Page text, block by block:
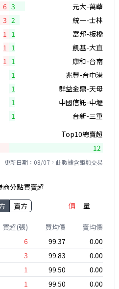
6 3
元大-萬華
3 2
統一-士林
1 1
富邦-板橋
1 1
凱基-大直
1 1
康和-台南
1
兆豐-台中港
1
群益金鼎-天母
1
中國信託-中壢
1
台新-三重
Top10總賣超
12
更新日期：08/07，此數據含鉅額交易
分點買賣超
賣方 價 量
買超(張) 買均價
賣均價
6 99.37
0.00
3 99.83
0.00
1 99.50
0.00
1 99.50
0.00